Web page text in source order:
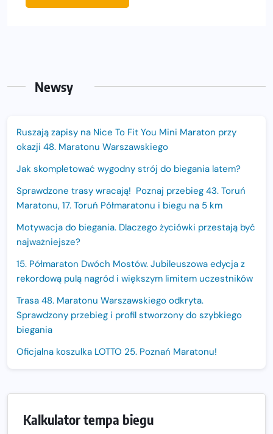
Newsy
Ruszają zapisy na Nice To Fit You Mini Maraton przy
okazji 48. Maratonu Warszawskiego
Jak skompletować wygodny strój do biegania latem?
Sprawdzone trasy wracają! Poznaj przebieg 43. Toruń
Maratonu, 17. Toruń Półmaratonu i biegu na 5 km
Motywacja do biegania. Dlaczego życiówki przestają być
najważniejsze?
15. Półmaraton Dwóch Mostów. Jubileuszowa edycja z
rekordową pulą nagród i większym limitem uczestników
Trasa 48. Maratonu Warszawskiego odkryta.
Sprawdzony przebieg i profil stworzony do szybkiego
biegania
Oficjalna koszulka LOTTO 25. Poznań Maratonu!
Kalkulator tempa biegu